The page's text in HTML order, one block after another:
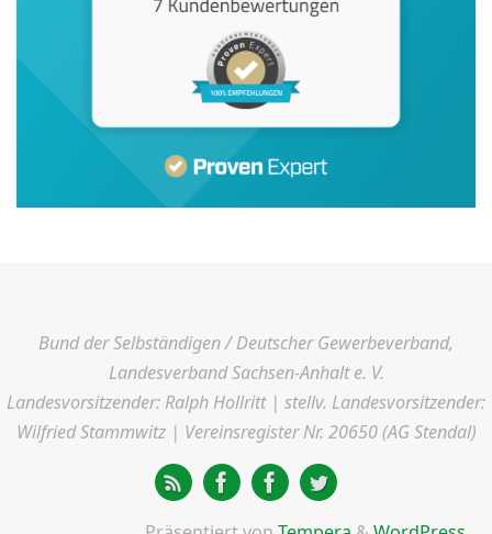
Bund der Selbständigen / Deutscher Gewerbeverband,
Landesverband Sachsen-Anhalt e. V.
Landesvorsitzender: Ralph Hollritt | stellv. Landesvorsitzender:
Wilfried Stammwitz | Vereinsregister Nr. 20650 (AG Stendal)